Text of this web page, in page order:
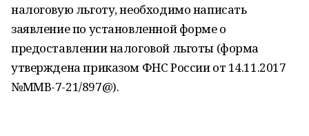
налоговую льготу, необходимо написать
заявление по установленной форме о
предоставлении налоговой льготы (форма
утверждена приказом ФНС России от 14.11.2017
№ММВ-7-21/897@).